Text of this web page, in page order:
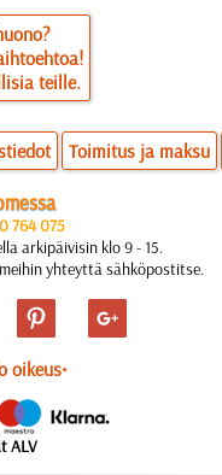
teille.
Toimitus ja maksu
764 075
arkipäivisin klo 9 - 15.
yhteyttä sähköpostitse.
oikeus•
ALV